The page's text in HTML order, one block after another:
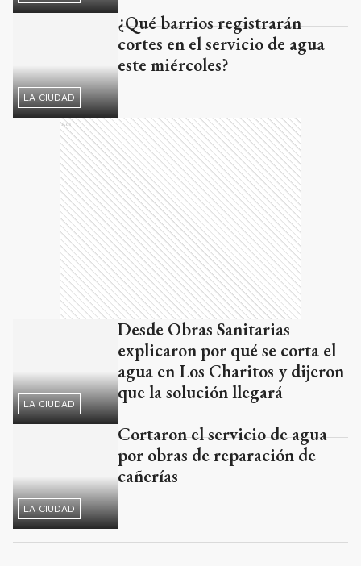
este miércoles?
Desde Obras Sanitarias
explicaron por qué se corta el
agua en Los Charitos y dijeron
que la solución llegará
Cortaron el servicio de agua
cañerías